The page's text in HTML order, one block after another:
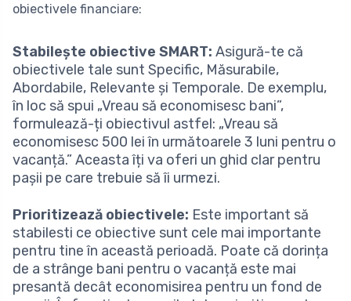
obiectivele financiare:
Stabilește obiective SMART: Asigură-te că
obiectivele tale sunt Specific, Măsurabile,
Abordabile, Relevante și Temporale. De exemplu,
în loc să spui „Vreau să economisesc bani”,
formulează-ți obiectivul astfel: „Vreau să
economisesc 500 lei în următoarele 3 luni pentru o
vacanță.” Aceasta îți va oferi un ghid clar pentru
pașii pe care trebuie să îi urmezi.
Prioritizează obiectivele: Este important să
stabilesti ce obiective sunt cele mai importante
pentru tine în această perioadă. Poate că dorința
de a strânge bani pentru o vacanță este mai
presantă decât economisirea pentru un fond de